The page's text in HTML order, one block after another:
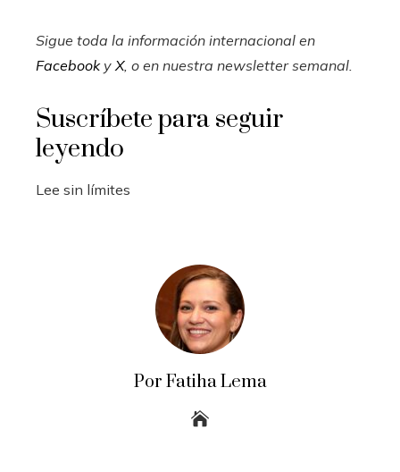
Sigue toda la información internacional en
FacebookyX, o en nuestra newsletter semanal.
Suscríbete para seguir
leyendo
Lee sin límites
Por Fatiha Lema